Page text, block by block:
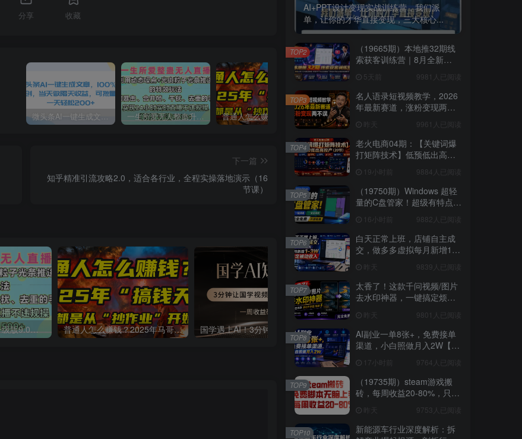
分享 收藏
一生所爱无人整蛊升级版9.0，利用动态噪点+光斑粒子光条推进的特效玩法，内附暴击、合并帧、干扰、去重的手法，实现24小时实时直播不违规操，单场日入1500+，小白也能无脑驾驭 普通人怎么赚钱？2025年马哥揭秘“搞钱天条”：高手都是从“抄作业”开始的！(3步法)
下一篇
知乎精准引流攻略2.0，适合各行业，全程实操落地演示（16
节课）
一生所爱无人整蛊升级版9.0，利用动态噪点+光斑粒子光条推进的特效玩法，内附暴击、合并帧、干扰、去重的手法，实现24小时实时直播不违规操，单场日入1500+，小白也能无脑驾驭 普通人怎么赚钱？2025年马哥揭秘“搞钱天条”：高手都是从“抄作业”开始的！(3步法) 国学遇上AI！3分钟让国学视频破10万播放 粗暴有效！电商评论区引流，无店铺 + 精准 + 长期，懒人必备
AI+PPT设计变现实战训练营，我们派
单，让你的才华直接变现，三大核心...
（19665期）本地推32期线
索获客训练营｜8月全新
启动搜索广告素材优化全链
路实操教学
5天前 9981人已阅读
TOP2
名人语录短视频教学，2026
年最新赛道，涨粉变现两不
昨天 9961人已阅读
TOP3
老火电商04期：【关键词爆
打矩阵技术】低预低出高投
19小时前 9884人已阅读
TOP4
（19750期）Windows 超轻
量的C盘管家！超级有特点，
2M大小体积，完全免费 C盘
管家
16小时前 9882人已阅读
TOP5
白天正常上班，店铺自主成
交，做多多虚拟每月新增1-
昨天 9839人已阅读
TOP6
太香了！这款千问视频/图片
去水印神器，一键搞定烦人
器拓展插件
昨天 9801人已阅读
TOP7
AI副业一单8张+，免费接单
渠道，小白照做月入2W【揭
17小时前 9764人已阅读
TOP8
（19735期）steam游戏搬
砖，每周收益20-80%，只需
万，零风险长期做
昨天 9753人已阅读
TOP9
新能源车行业深度解析：拆
TOP10